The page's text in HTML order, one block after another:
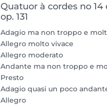
Quatuor à cordes no
op. 131
Adagio ma non troppo e
Allegro molto vivace
Allegro moderato
Andante ma non troppo e
Presto
Adagio quasi un poco
Allegro